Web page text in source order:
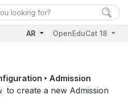
AR OpenEduCat 18
‣ Admission
to create a new Admission